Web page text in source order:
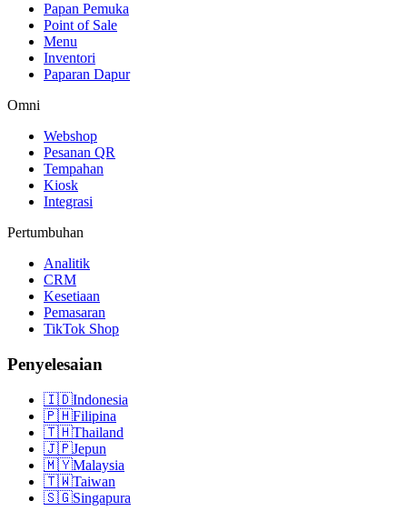
Papan Pemuka
Point of Sale
Menu
Inventori
Paparan Dapur
Omni
Webshop
Pesanan QR
Tempahan
Kiosk
Integrasi
Pertumbuhan
Analitik
CRM
Kesetiaan
Pemasaran
TikTok Shop
Penyelesaian
🇮🇩Indonesia
🇵🇭Filipina
🇹🇭Thailand
🇯🇵Jepun
🇲🇾Malaysia
🇹🇼Taiwan
🇸🇬Singapura